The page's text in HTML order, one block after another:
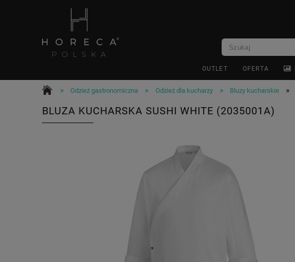
OUTLET OFERTA
» Odzież gastronomiczna » Odzież dla kucharzy » Bluzy kucharskie »
BLUZA KUCHARSKA SUSHI WHITE (2035001A)